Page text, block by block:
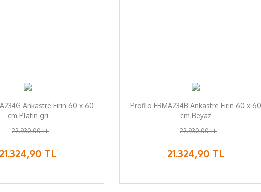
Ankastre Fırın 60 x 60
cm Platin gri
22.930,00 TL
21.324,90 TL
Profilo FRMA234B Ankastre Fırın 60 x 60
cm Beyaz
22.930,00 TL
21.324,90 TL